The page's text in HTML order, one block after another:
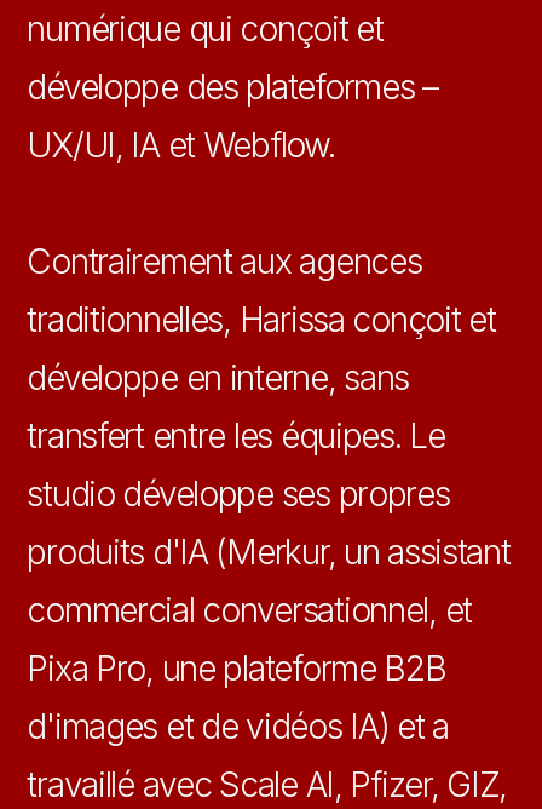
numérique qui conçoit et
développe des plateformes –
UX/UI, IA et Webflow.
Contrairement aux agences
traditionnelles, Harissa conçoit et
développe en interne, sans
transfert entre les équipes. Le
studio développe ses propres
produits d'IA (Merkur, un assistant
commercial conversationnel, et
Pixa Pro, une plateforme B2B
d'images et de vidéos IA) et a
travaillé avec Scale AI, Pfizer, GIZ,